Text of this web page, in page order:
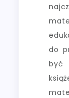
do